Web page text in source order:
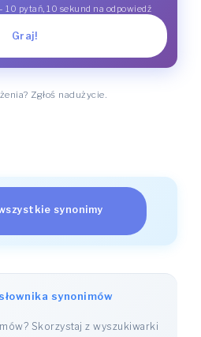
10 pytań, 10 sekund na odpowiedź
Graj!
Zgłoś nadużycie.
synonimy
synonimów
Skorzystaj z wyszukiwarki